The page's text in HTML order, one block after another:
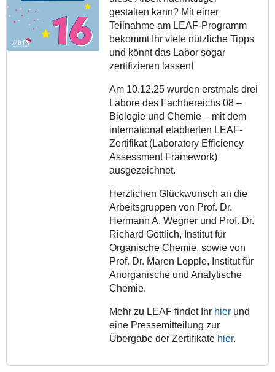
gestalten kann? Mit einer
Teilnahme am LEAF-Programm
bekommt Ihr viele nützliche Tipps
und könnt das Labor sogar
zertifizieren lassen!
Am 10.12.25 wurden erstmals drei
Labore des Fachbereichs 08 –
Biologie und Chemie – mit dem
international etablierten LEAF-
Zertifikat (Laboratory Efficiency
Assessment Framework)
ausgezeichnet.
Herzlichen Glückwunsch an die
Arbeitsgruppen von Prof. Dr.
Hermann A. Wegner und Prof. Dr.
Richard Göttlich, Institut für
Organische Chemie, sowie von
Prof. Dr. Maren Lepple, Institut für
Anorganische und Analytische
Chemie.
Mehr zu LEAF findet Ihrhier und
eine Pressemitteilung zur
Übergabe der Zertifikate hier.